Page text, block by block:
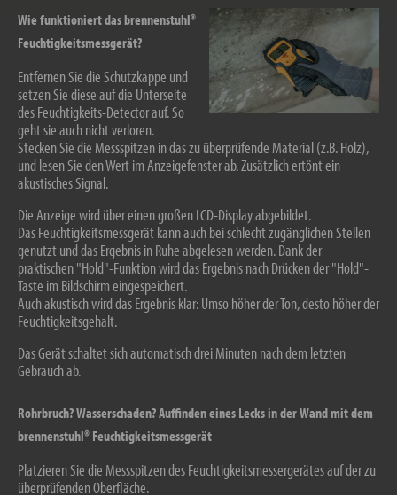
Wie funktioniert das brennenstuhl®
Feuchtigkeitsmessgerät?
Entfernen Sie die Schutzkappe und
setzen Sie diese auf die Unterseite
des Feuchtigkeits-Detector auf. So
geht sie auch nicht verloren.
Stecken Sie die Messspitzen in das zu überprüfende Material (z.B. Holz),
und lesen Sie den Wert im Anzeigefenster ab. Zusätzlich ertönt ein
akustisches Signal.
Die Anzeige wird über einen großen LCD-Display abgebildet.
Das Feuchtigkeitsmessgerät kann auch bei schlecht zugänglichen Stellen
genutzt und das Ergebnis in Ruhe abgelesen werden. Dank der
praktischen "Hold"-Funktion wird das Ergebnis nach Drücken der "Hold"-
Taste im Bildschirm eingespeichert.
Auch akustisch wird das Ergebnis klar: Umso höher der Ton, desto höher der
Feuchtigkeitsgehalt.
Das Gerät schaltet sich automatisch drei Minuten nach dem letzten
Gebrauch ab.
Rohrbruch? Wasserschaden? Auffinden eines Lecks in der Wand mit dem
brennenstuhl® Feuchtigkeitsmessgerät
Platzieren Sie die Messspitzen des Feuchtigkeitsmessergerätes auf der zu
überprüfenden Oberfläche.